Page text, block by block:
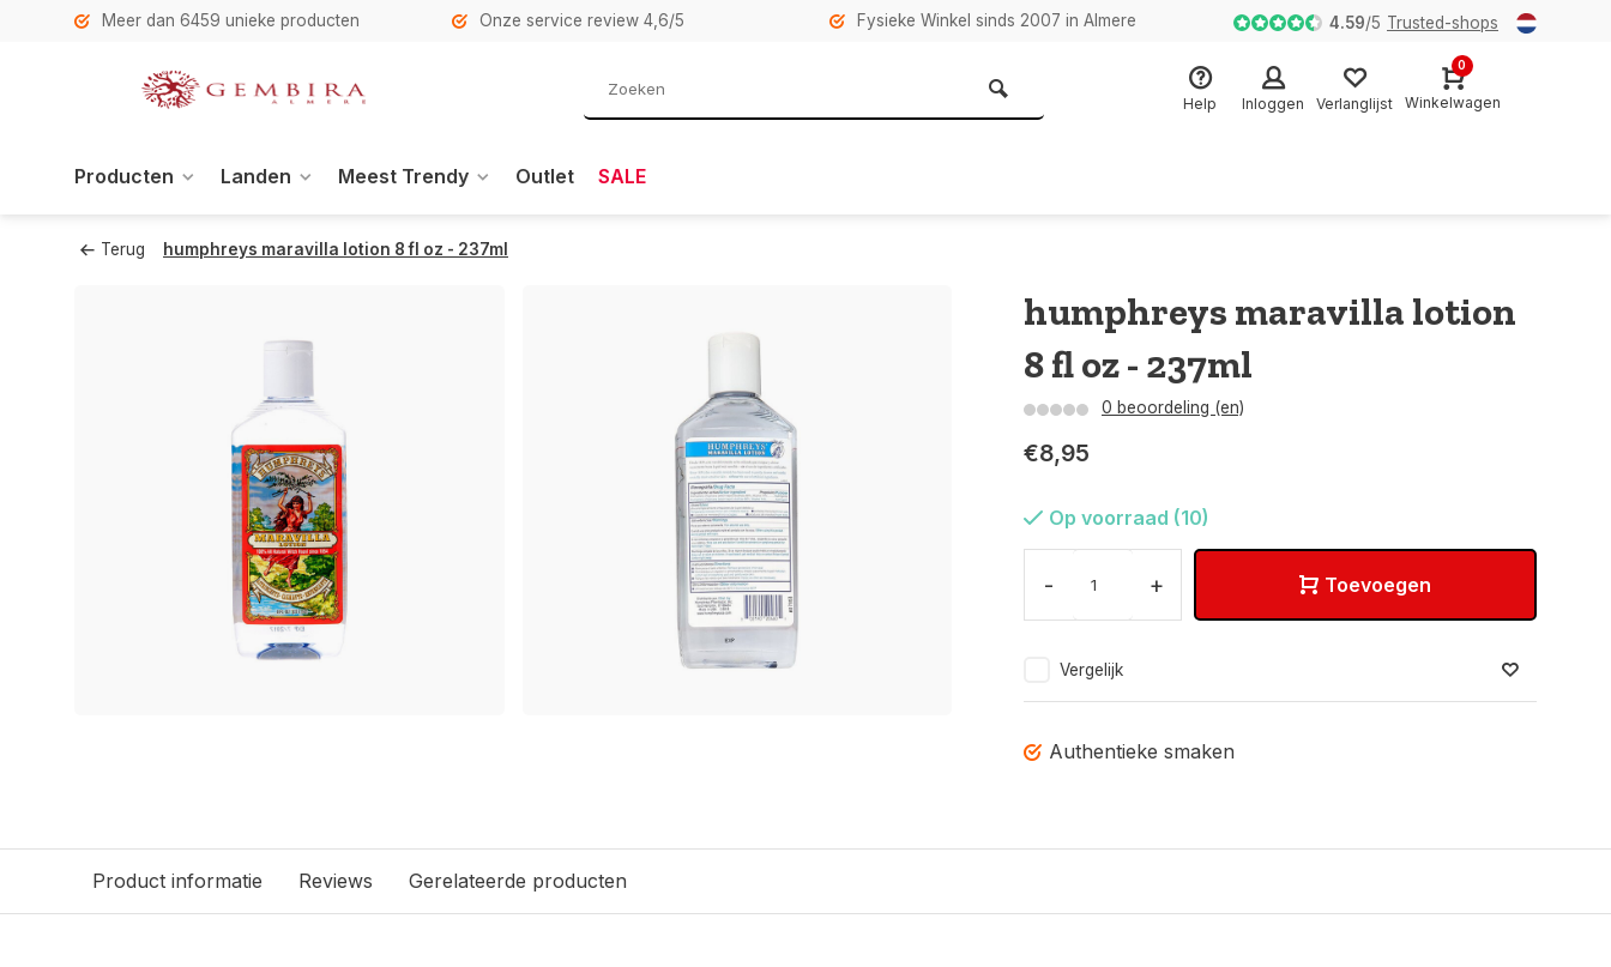
Meer dan 6459 unieke producten Onze service review 4,6/5 Fysieke Winkel sinds 2007 in Almere 4.59/5 Trusted-shops
Help Inloggen Verlanglijst
0
Winkelwagen
Producten Landen Meest Trendy Outlet SALE
Terug humphreys maravilla lotion 8 fl oz - 237ml
humphreys maravilla lotion
8 fl oz - 237ml
0 beoordeling (en)
€8,95
Op voorraad (10)
- + Toevoegen
Vergelijk
Authentieke smaken
Product informatie Reviews Gerelateerde producten